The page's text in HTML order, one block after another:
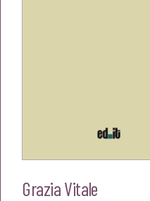
Grazia Vitale